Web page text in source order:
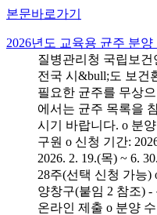
본문바로가기
2026년도 교육용 균주 분양
질병관리청 국립보
전국 시&bull;도 보건
필요한 균주를 무상
에서는 균주 목록을
시기 바랍니다. o 분
구원 o 신청 기간:
2026. 2. 19.(목) ~ 6.
28주(선택 신청 가능
양창구(붙임 2 참조)
온라인 제출 o 분양